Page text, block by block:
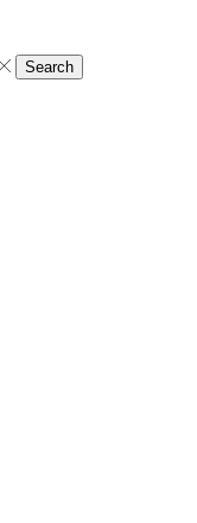
Search